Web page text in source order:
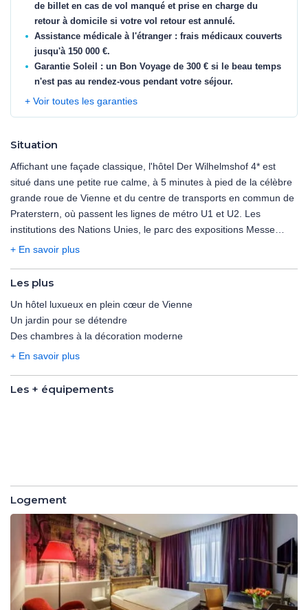
de billet en cas de vol manqué et prise en charge du
retour à domicile si votre vol retour est annulé.
Assistance médicale à l'étranger : frais médicaux couverts
jusqu'à 150 000 €.
Garantie Soleil : un Bon Voyage de 300 € si le beau temps
n'est pas au rendez-vous pendant votre séjour.
+ Voir toutes les garanties
Situation
Affichant une façade classique, l'hôtel Der Wilhelmshof 4* est
situé dans une petite rue calme, à 5 minutes à pied de la célèbre
grande roue de Vienne et du centre de transports en commun de
Praterstern, où passent les lignes de métro U1 et U2. Les
institutions des Nations Unies, le parc des expositions Messe
Wien et la cathédrale Saint-Étienne sont accessibles en 7 minutes
typiquement viennois, dont les tons chatoyants lui confèrent une
atmosphère unique. Son emplacement idéal vous permettra
d'atteindre les différents lieux touristiques de la capitale
autrichienne.
+ En savoir plus
Les plus
Un hôtel luxueux en plein cœur de Vienne
Un jardin pour se détendre
Des chambres à la décoration moderne
+ En savoir plus
Les + équipements
Logement